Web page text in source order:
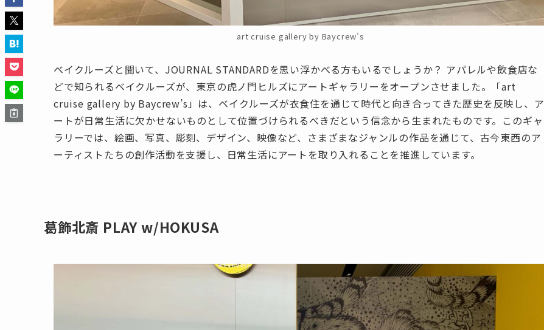
art cruise gallery by Baycrew’s
ベイクルーズと聞いて、JOURNAL STANDARDを思い浮かべる方もいるでしょうか？ アパレルや飲食店な
どで知られるベイクルーズが、東京の虎ノ門ヒルズにアートギャラリーをオープンさせました。「art
cruise gallery by Baycrew’s」は、ベイクルーズが衣食住を通じて時代と向き合ってきた歴史を反映し、ア
ートが日常生活に欠かせないものとして位置づけられるべきだという信念から生まれたものです。このギャ
ラリーでは、絵画、写真、彫刻、デザイン、映像など、さまざまなジャンルの作品を通じて、古今東西のア
ーティストたちの創作活動を支援し、日常生活にアートを取り入れることを推進しています。
葛飾北斎 PLAY w/HOKUSA